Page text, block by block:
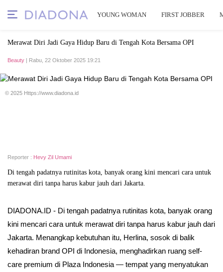
YOUNG WOMAN FIRST JOBBER
Merawat Diri Jadi Gaya Hidup Baru di Tengah Kota Bersama OPI
Beauty | Rabu, 22 Oktober 2025 19:21
© 2025 Https://www.diadona.id
Reporter : Hevy Zil Umami
Di tengah padatnya rutinitas kota, banyak orang kini mencari cara untuk
merawat diri tanpa harus kabur jauh dari Jakarta.
DIADONA.ID - Di tengah padatnya rutinitas kota, banyak orang
kini mencari cara untuk merawat diri tanpa harus kabur jauh dari
Jakarta. Menangkap kebutuhan itu, Herlina, sosok di balik
kehadiran brand OPI di Indonesia, menghadirkan ruang self-
care premium di Plaza Indonesia — tempat yang menyatukan